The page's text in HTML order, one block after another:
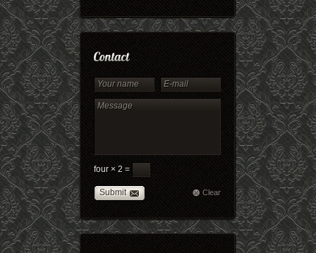
four × 2 =
Submit Clear